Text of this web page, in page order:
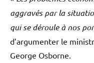
aggravés par la
qui se déroule à nos
d’argumenter le
George Osborne.